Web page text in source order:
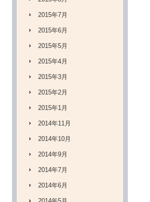
2015年7月
2015年6月
2015年5月
2015年4月
2015年3月
2015年2月
2015年1月
2014年11月
2014年10月
2014年9月
2014年7月
2014年6月